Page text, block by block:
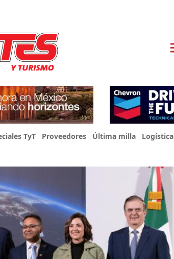
TyT Proveedores Última milla Logística